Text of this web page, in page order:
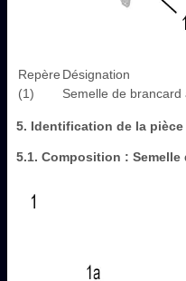
Repère Désignation
(1)
Semelle de
5. Identification de la pièce
5.1. Composition :